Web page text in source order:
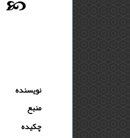
نویسنده
منبع
چکیده